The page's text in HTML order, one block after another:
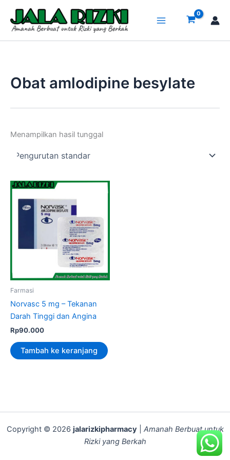
konten
Obat amlodipine besylate
Menampilkan hasil tunggal
Farmasi
Norvasc 5 mg – Tekanan
Darah Tinggi dan Angina
Rp90.000
Tambah ke keranjang
Copyright © 2026 jalarizkipharmacy
Amanah Berbuat untuk
Rizki yang Berkah